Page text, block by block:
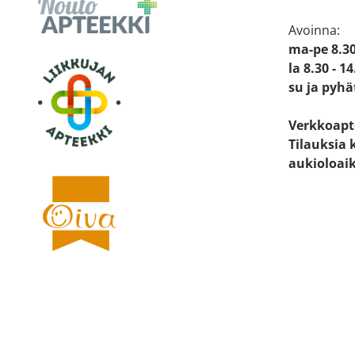
Avoinna:
ma-pe
la 8.30 -
su ja
Tilauksia